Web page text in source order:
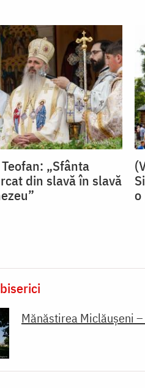
„Sfânta
din slavă în slavă
o
Mănăstirea Miclăușeni